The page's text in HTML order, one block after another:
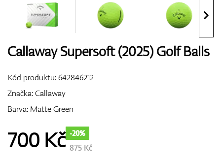
Bagy
Callaway Supersoft (2025) Golf Balls
Kód produktu:642846212
Značka:Callaway
Barva: Matte Green
700 Kč -20%
875 Kč